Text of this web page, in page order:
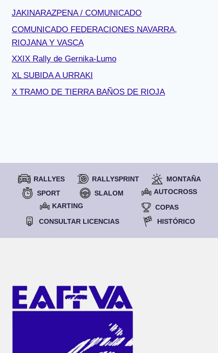
JAKINARAZPENA / COMUNICADO
COMUNICADO FEDERACIONES NAVARRA,
RIOJANA Y VASCA
XXIX Rally de Gernika-Lumo
XL SUBIDA A URRAKI
X TRAMO DE TIERRA BAÑOS DE RIOJA
RALLYES RALLYSPRINT
MONTAÑA
SPORT
SLALOM
AUTOCROSS
KARTING
COPAS
CONSULTAR LICENCIAS
HISTÓRICO